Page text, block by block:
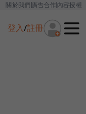
關於我們廣告合作內容授權
登入/註冊